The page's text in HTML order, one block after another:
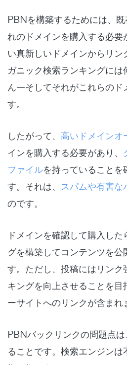
PBNを構築するためには、
れのドメインを購入する必
い真新しいドメインからリ
ガニック検索ランキングに
ん—そしてそれがこれらのド
す。
したがって、 高いドメインオ
インを購入する必要があり、
ファイルを持っていることを
す。それは、 スパムや有害な
のです。
ドメインを確認して購入し
グを構築してコンテンツを公
す。ただし、投稿にはリン
キングを向上させることを目
ーサイトへのリンクが含まれ
PBNバックリンクの問題点
ることです。検索エンジン